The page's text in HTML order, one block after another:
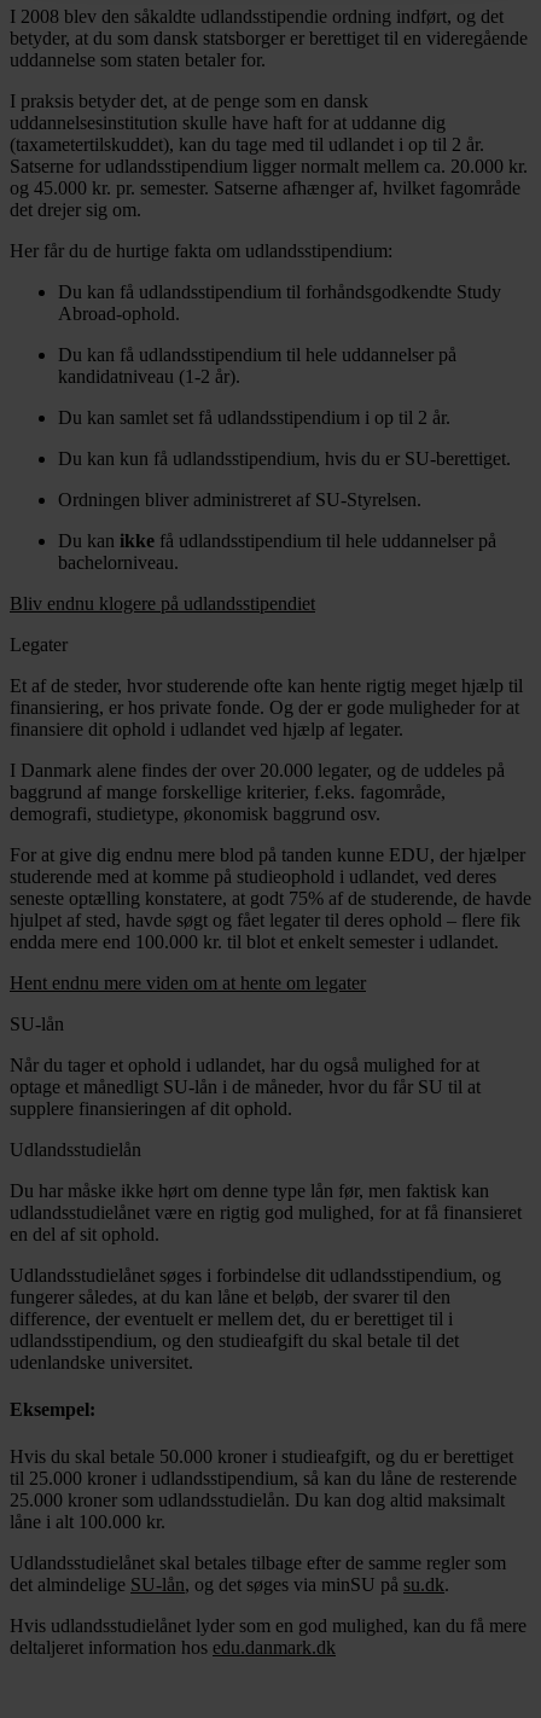
I 2008 blev den såkaldte udlandsstipendie ordning indført, og det
betyder, at du som dansk statsborger er berettiget til en videregående
uddannelse som staten betaler for.
I praksis betyder det, at de penge som en dansk
uddannelsesinstitution skulle have haft for at uddanne dig
(taxametertilskuddet), kan du tage med til udlandet i op til 2 år.
Satserne for udlandsstipendium ligger normalt mellem ca. 20.000 kr.
og 45.000 kr. pr. semester. Satserne afhænger af, hvilket fagområde
det drejer sig om.
Her får du de hurtige fakta om udlandsstipendium:
Du kan få udlandsstipendium til forhåndsgodkendte Study
Abroad-ophold.
Du kan få udlandsstipendium til hele uddannelser på
kandidatniveau (1-2 år).
Du kan samlet set få udlandsstipendium i op til 2 år.
Du kan kun få udlandsstipendium, hvis du er SU-berettiget.
Ordningen bliver administreret af SU-Styrelsen.
Du kan ikke få udlandsstipendium til hele uddannelser på
bachelorniveau.
Bliv endnu klogere på udlandsstipendiet
Legater
Et af de steder, hvor studerende ofte kan hente rigtig meget hjælp til
finansiering, er hos private fonde. Og der er gode muligheder for at
finansiere dit ophold i udlandet ved hjælp af legater.
I Danmark alene findes der over 20.000 legater, og de uddeles på
baggrund af mange forskellige kriterier, f.eks. fagområde,
demografi, studietype, økonomisk baggrund osv.
For at give dig endnu mere blod på tanden kunne EDU, der hjælper
studerende med at komme på studieophold i udlandet, ved deres
seneste optælling konstatere, at godt 75% af de studerende, de havde
hjulpet af sted, havde søgt og fået legater til deres ophold – flere fik
endda mere end 100.000 kr. til blot et enkelt semester i udlandet.
Hent endnu mere viden om at hente om legater
SU-lån
Når du tager et ophold i udlandet, har du også mulighed for at
optage et månedligt SU-lån i de måneder, hvor du får SU til at
supplere finansieringen af dit ophold.
Udlandsstudielån
Du har måske ikke hørt om denne type lån før, men faktisk kan
udlandsstudielånet være en rigtig god mulighed, for at få finansieret
en del af sit ophold.
Udlandsstudielånet søges i forbindelse dit udlandsstipendium, og
fungerer således, at du kan låne et beløb, der svarer til den
difference, der eventuelt er mellem det, du er berettiget til i
udlandsstipendium, og den studieafgift du skal betale til det
udenlandske universitet.
Eksempel:
Hvis du skal betale 50.000 kroner i studieafgift, og du er berettiget
til 25.000 kroner i udlandsstipendium, så kan du låne de resterende
25.000 kroner som udlandsstudielån. Du kan dog altid maksimalt
låne i alt 100.000 kr.
Udlandsstudielånet skal betales tilbage efter de samme regler som
det almindelige SU-lån, og det søges via minSU på su.dk.
Hvis udlandsstudielånet lyder som en god mulighed, kan du få mere
deltaljeret information hos edu.danmark.dk